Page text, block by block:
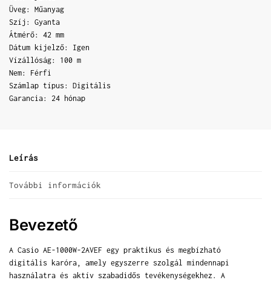
Üveg: Műanyag
Szíj: Gyanta
Átmérő: 42 mm
Dátum kijelző: Igen
Vízállóság: 100 m
Nem: Férfi
Számlap típus: Digitális
Garancia: 24 hónap
Leírás
További információk
Bevezető
A Casio AE-1000W-2AVEF egy praktikus és megbízható
digitális karóra, amely egyszerre szolgál mindennapi
használatra és aktív szabadidős tevékenységekhez. A